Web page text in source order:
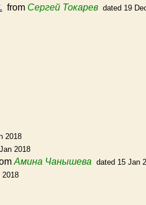
from Сергей Токарев dated 19
2018
2018
Амина Чанышева dated 15 Jan
2018